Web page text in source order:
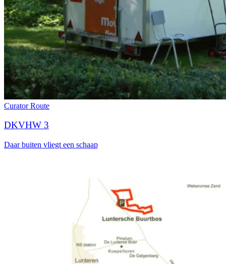
CuratorRoute
DKVHW 3
Daar buiten vliegt een schaap